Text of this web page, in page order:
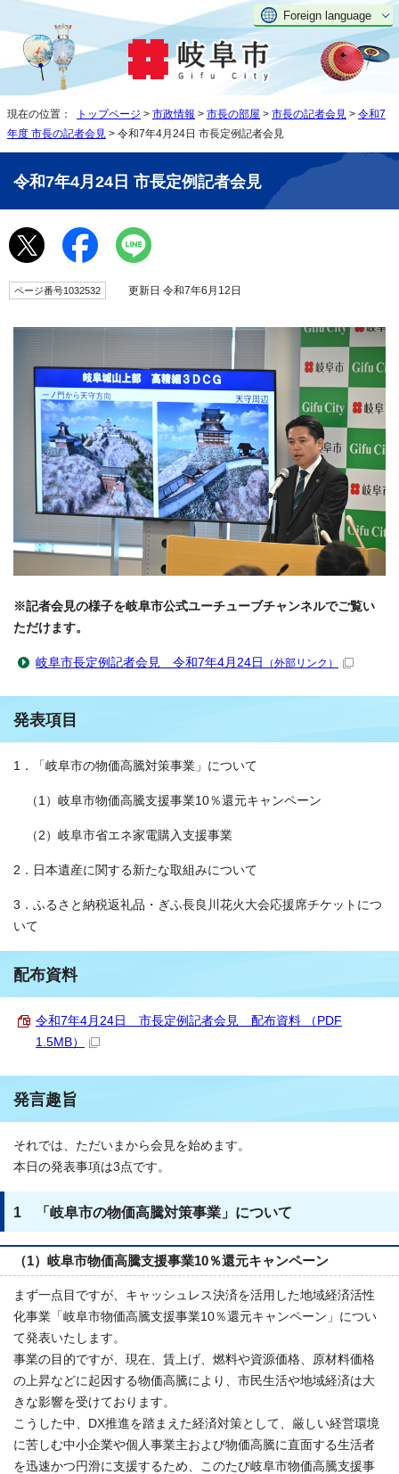
Foreign language
現在の位置： トップページ > 市政情報 > 市長の部屋 > 市長の記者会見 > 令和7
年度 市長の記者会見 > 令和7年4月24日 市長定例記者会見
令和7年4月24日 市長定例記者会見
ページ番号1032532 更新日 令和7年6月12日
※記者会見の様子を岐阜市公式ユーチューブチャンネルでご覧い
ただけます。
岐阜市長定例記者会見 令和7年4月24日 （外部リンク）
発表項目
1．「岐阜市の物価高騰対策事業」について
（1）岐阜市物価高騰支援事業10％還元キャンペーン
（2）岐阜市省エネ家電購入支援事業
2．日本遺産に関する新たな取組みについて
3．ふるさと納税返礼品・ぎふ長良川花火大会応援席チケットにつ
いて
配布資料
令和7年4月24日 市長定例記者会見 配布資料 （PDF
1.5MB）
発言趣旨
それでは、ただいまから会見を始めます。
本日の発表事項は3点です。
1 「岐阜市の物価高騰対策事業」について
（1）岐阜市物価高騰支援事業10％還元キャンペーン
まず一点目ですが、キャッシュレス決済を活用した地域経済活性
化事業「岐阜市物価高騰支援事業10％還元キャンペーン」につい
て発表いたします。
事業の目的ですが、現在、賃上げ、燃料や資源価格、原材料価格
の上昇などに起因する物価高騰により、市民生活や地域経済は大
きな影響を受けております。
こうした中、DX推進を踏まえた経済対策として、厳しい経営環境
に苦しむ中小企業や個人事業主および物価高騰に直面する生活者
を迅速かつ円滑に支援するため、このたび岐阜市物価高騰支援事